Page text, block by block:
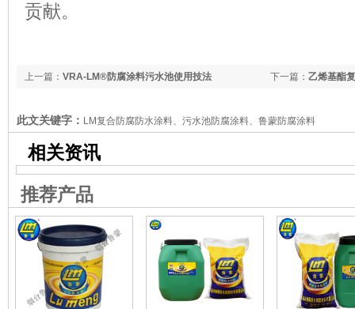
贡献。
下一篇： 乙烯基酯
上一篇： VRA-LM®防腐涂料污水池使用技法
此文关键字： LM复合防腐防水涂料、污水池防腐涂料、鲁蒙防腐涂料
相关资讯
推荐产品